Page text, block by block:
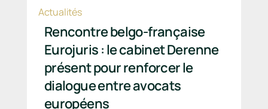
Rencontre belgo-française
Eurojuris : le cabinet Derenne
présent pour renforcer le
dialogue entre avocats
européens
Actualités